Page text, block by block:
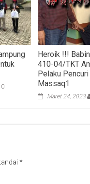
0
Heroik !!!
410-04/TKT
Pelaku
Massaq1
Maret 24, 2023
*